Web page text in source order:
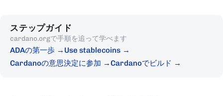
ステップガイド
cardano.orgで手順を追って学べます
ADAの第一歩
Use stablecoins
Cardanoの意思決定に参加
Cardanoでビルド